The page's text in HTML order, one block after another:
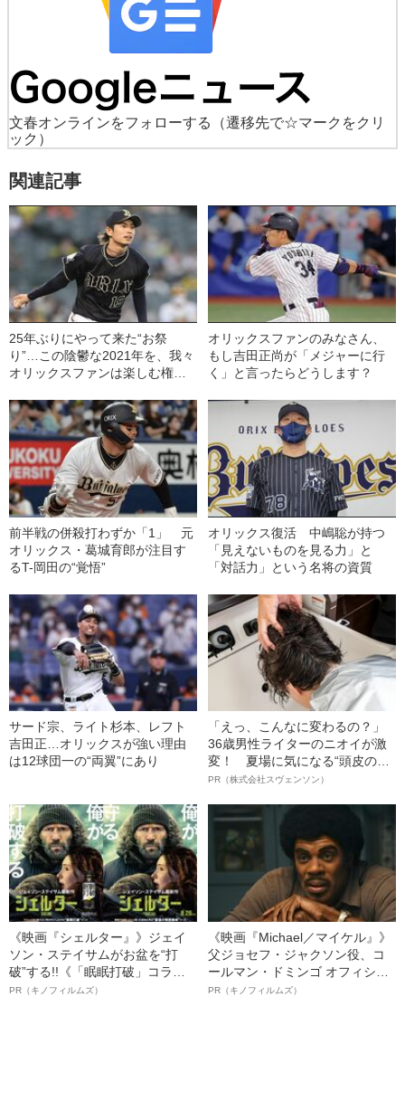
文春オンラインをフォローする
（遷移先で☆マークをクリ
ック）
関連記事
25年ぶりにやって来た“お祭
り”…この陰鬱な2021年を、我々
オリックスファンは楽しむ権利
オリックスファンのみなさん、
もし吉田正尚が「メジャーに行
く」と言ったらどうします？
前半戦の併殺打わずか「1」 元
オリックス・葛城育郎が注目す
るT-岡田の“覚悟”
オリックス復活 中嶋聡が持つ
「見えないものを見る力」と
「対話力」という名将の資質
サード宗、ライト杉本、レフト
吉田正…オリックスが強い理由
は12球団一の“両翼”にあり
「えっ、こんなに変わるの？」
36歳男性ライターのニオイが激
変！ 夏場に気になる“頭皮のニ
オイ”や“ベタつき”を解消す
ト”が生み出した徹底ケアとは
PR（株式会社スヴェンソン）
《映画『シェルター』》ジェイ
ソン・ステイサムがお盆を“打
破”する!!《「眠眠打破」コラ
ボ》
PR（キノフィルムズ）
《映画『Michael／マイケル』》
父ジョセフ・ジャクソン役、コ
ールマン・ドミンゴ オフィシャ
ルインタビュー“観客を魅了した
PR（キノフィルムズ）